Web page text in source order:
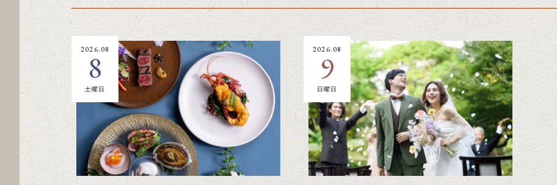
2026.08
8
土曜日
2026.08
9
日曜日